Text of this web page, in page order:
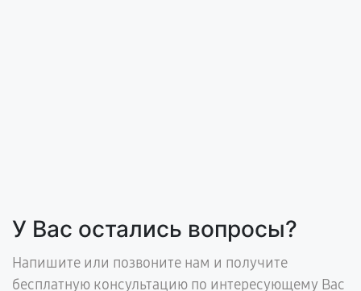
У Вас остались вопросы?
Напишите или позвоните нам и получите
бесплатную консультацию по интересующему Вас